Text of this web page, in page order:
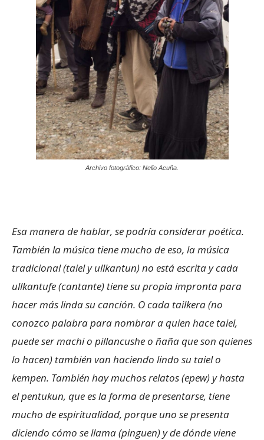
Archivo fotográfico: Nelio Acuña.
Esa manera de hablar, se podría considerar poética.
También la música tiene mucho de eso, la música
tradicional (taiel y ullkantun) no está escrita y cada
ullkantufe (cantante) tiene su propia impronta para
hacer más linda su canción. O cada tailkera (no
conozco palabra para nombrar a quien hace taiel,
puede ser machi o pillancushe o ñaña que son quienes
lo hacen) también van haciendo lindo su taiel o
kempen. También hay muchos relatos (epew) y hasta
el pentukun, que es la forma de presentarse, tiene
mucho de espiritualidad, porque uno se presenta
diciendo cómo se llama (pinguen) y de dónde viene